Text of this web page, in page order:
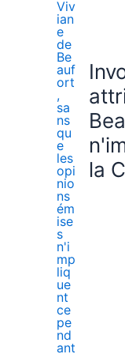
la